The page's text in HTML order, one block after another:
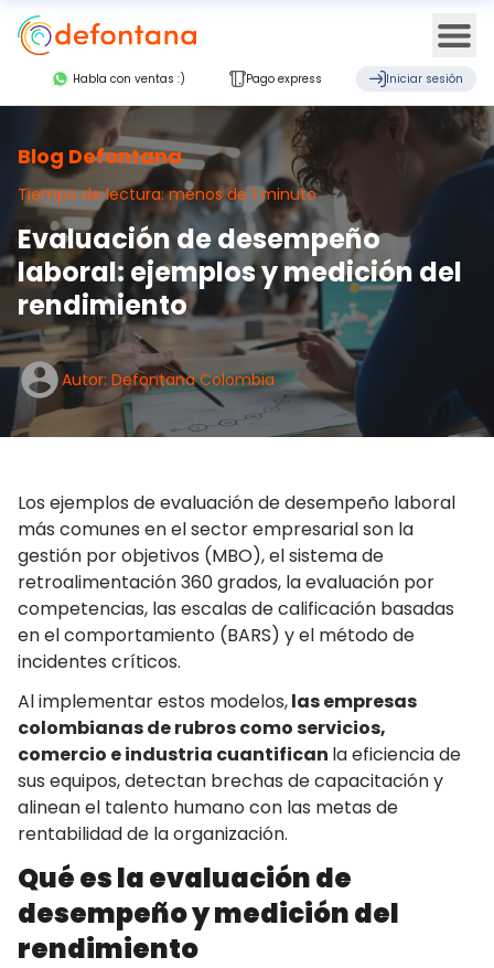
Habla con ventas :) Pago express Iniciar sesión
Blog Defontana
Tiempo de lectura: menos de 1 minuto
Evaluación de desempeño
laboral: ejemplos y medición del
rendimiento
Autor: Defontana Colombia
Los ejemplos de evaluación de desempeño laboral
más comunes en el sector empresarial son la
gestión por objetivos (MBO), el sistema de
retroalimentación 360 grados, la evaluación por
competencias, las escalas de calificación basadas
en el comportamiento (BARS) y el método de
incidentes críticos.
Al implementar estos modelos,las empresas
colombianas de rubros como servicios,
comercio e industria cuantifican la eficiencia de
sus equipos, detectan brechas de capacitación y
alinean el talento humano con las metas de
rentabilidad de la organización.
Qué es la evaluación de
desempeño y medición del
rendimiento